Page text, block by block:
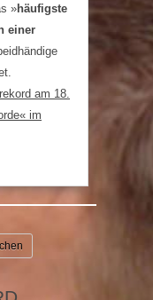
»häufigste
einer
am 18.
im